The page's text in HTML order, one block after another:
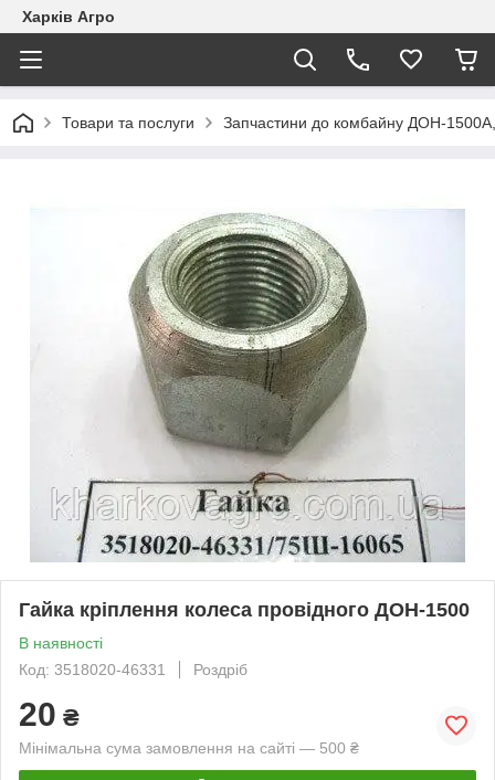
Харків Агро
Товари та послуги Запчастини до комбайну ДОН-
Гайка кріплення колеса провідного ДОН-1500
В наявності
Код: 3518020-46331
Роздріб
20 ₴
Мінімальна сума замовлення на сайті — 500 ₴